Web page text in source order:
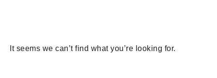
It seems we can’t find what you’re looking for.